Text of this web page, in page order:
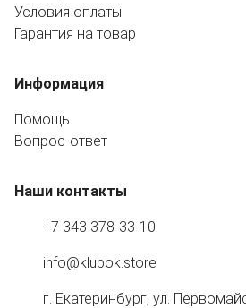
Условия оплаты
Гарантия на товар
Информация
Помощь
Вопрос-ответ
Наши контакты
+7 343 378-33-10
info@klubok.store
г. Екатеринбург, ул.